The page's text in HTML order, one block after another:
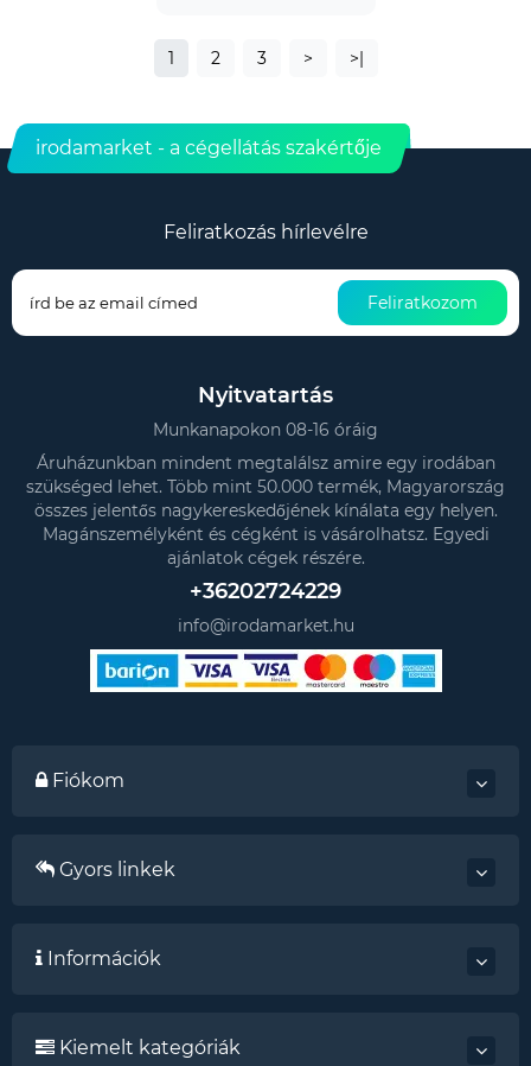
1 2 3 > >|
irodamarket - a cégellátás szakértője
Feliratkozás hírlevélre
Feliratkozom
Nyitvatartás
Munkanapokon 08-16 óráig
Áruházunkban mindent megtalálsz amire egy irodában
szükséged lehet. Több mint 50.000 termék, Magyarország
összes jelentős nagykereskedőjének kínálata egy helyen.
Magánszemélyként és cégként is vásárolhatsz. Egyedi
ajánlatok cégek részére.
+36202724229
info@irodamarket.hu
Fiókom
Gyors linkek
Információk
Kiemelt kategóriák